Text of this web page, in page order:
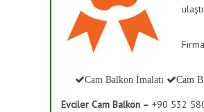
Cam Balkon İmalatı Cam
Evciler Cam Balkon – +90 532